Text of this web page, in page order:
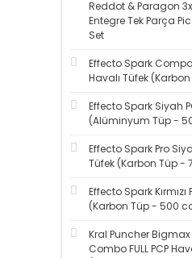
Reddot & Paragon
Entegre Tek Parça
Set
Effecto Spark
Havalı Tüfek
Effecto Spark Siyah
(Alüminyum Tüp -
Effecto Spark Pro
Tüfek (Karbon Tüp -
Effecto Spark Kırmızı
(Karbon Tüp - 500
Kral Puncher
Combo FULL PCP